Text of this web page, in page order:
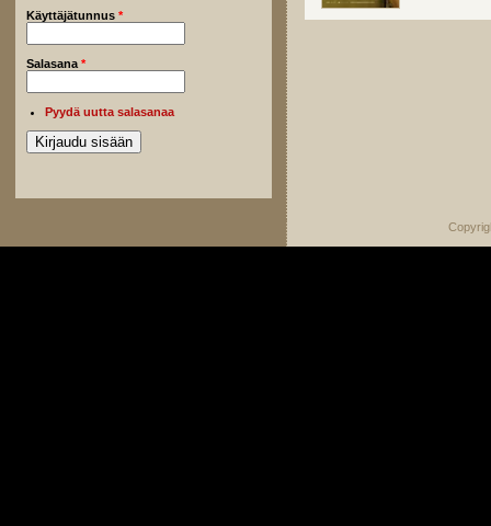
Käyttäjätunnus *
Salasana *
Pyydä uutta salasanaa